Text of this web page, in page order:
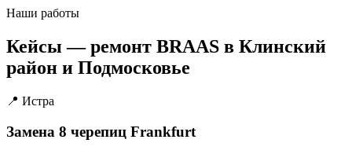
Наши работы
Кейсы — ремонт BRAAS в Клинский
район и Подмосковье
📍 Истра
Замена 8 черепиц Frankfurt